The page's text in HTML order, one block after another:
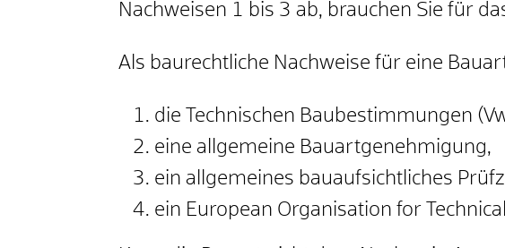
Nachweisen 1 bis 3 ab, brauchen Sie für
Als baurechtliche Nachweise für eine
die Technischen Baubestimmungen
eine allgemeine Bauartgenehmigung,
ein allgemeines bauaufsichtliches
ein European Organisation for